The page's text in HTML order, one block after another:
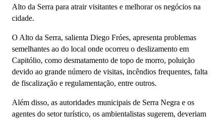
Alto da Serra para atrair visitantes e melhorar os negócios na
cidade.
O Alto da Serra, salienta Diego Fróes, apresenta problemas
semelhantes ao do local onde ocorreu o deslizamento em
Capitólio, como desmatamento de topo de morro, poluição
devido ao grande número de visitas, incêndios frequentes, falta
de fiscalização e regulamentação, entre outros.
Além disso, as autoridades municipais de Serra Negra e os
agentes do setor turístico, os ambientalistas sugerem, deveriam